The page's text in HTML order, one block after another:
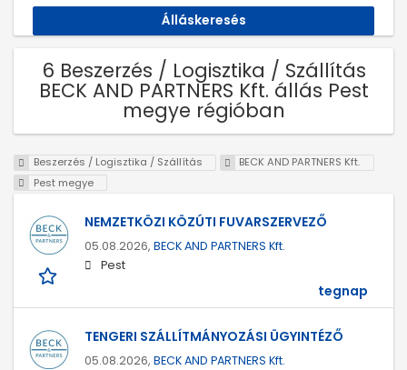
6 Beszerzés / Logisztika / Szállítás
BECK AND PARTNERS Kft. állás Pest
megye régióban
Beszerzés / Logisztika / Szállítás
BECK AND PARTNERS Kft.
Pest megye
NEMZETKÖZI KÖZÚTI FUVARSZERVEZŐ
05.08.2026, BECK AND PARTNERS Kft.
Pest
tegnap
TENGERI SZÁLLÍTMÁNYOZÁSI ÜGYINTÉZŐ
05.08.2026, BECK AND PARTNERS Kft.